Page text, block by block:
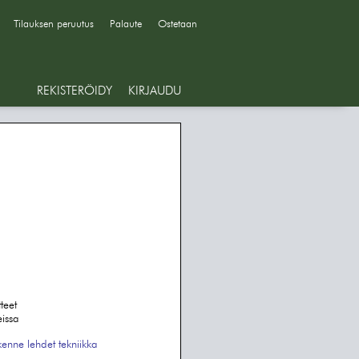
Tilauksen peruutus Palaute Ostetaan
REKISTERÖIDY KIRJAUDU
lehdet tekniikka